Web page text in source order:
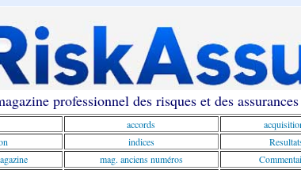
professionnel des risques et des
accords
indices
mag. anciens numéros